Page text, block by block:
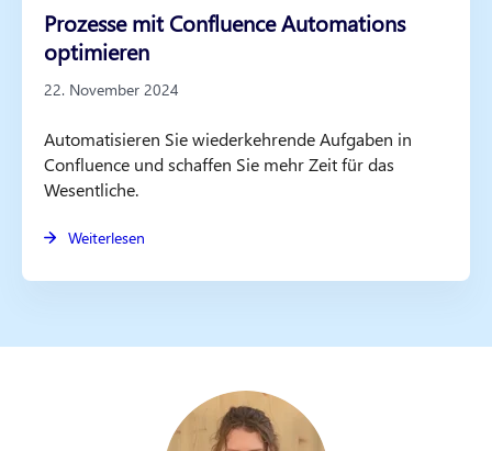
Prozesse mit Confluence Automations
optimieren
22. November 2024
Automatisieren Sie wiederkehrende Aufgaben in
Confluence und schaffen Sie mehr Zeit für das
Wesentliche.
Weiterlesen